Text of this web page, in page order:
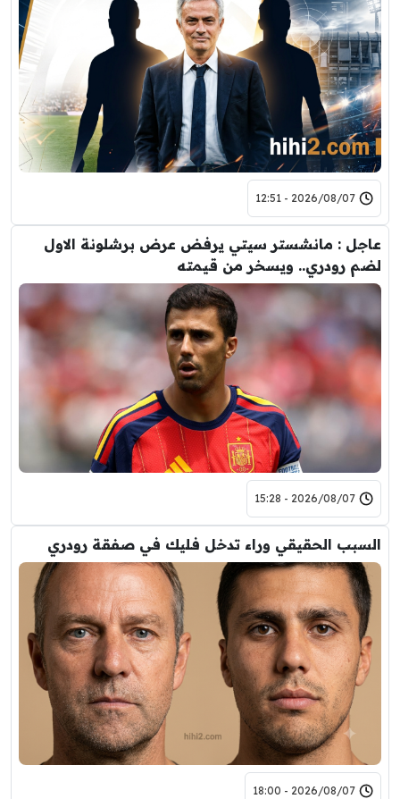
2026/08/07 - 12:51
عاجل : مانشستر سيتي يرفض عرض برشلونة الاول
لضم رودري.. ويسخر من قيمته
2026/08/07 - 15:28
السبب الحقيقي وراء تدخل فليك في صفقة رودري
2026/08/07 - 18:00